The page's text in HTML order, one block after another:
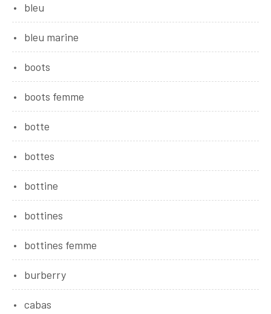
bleu
bleu marine
boots
boots femme
botte
bottes
bottine
bottines
bottines femme
burberry
cabas